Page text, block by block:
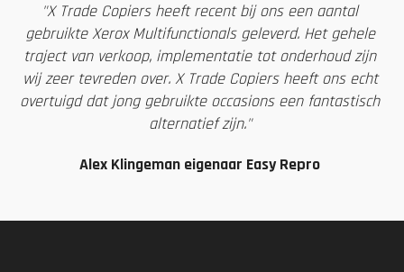
"X Trade Copiers heeft recent bij ons een aantal
gebruikte Xerox Multifunctionals geleverd. Het gehele
traject van verkoop, implementatie tot onderhoud zijn
wij zeer tevreden over. X Trade Copiers heeft ons echt
overtuigd dat jong gebruikte occasions een fantastisch
alternatief zijn."
Alex Klingeman eigenaar Easy Repro